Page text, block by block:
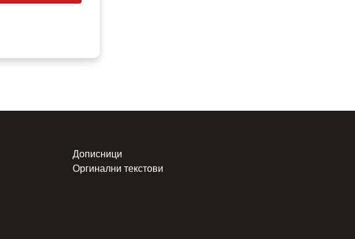
Дописници
Оргинални текстови